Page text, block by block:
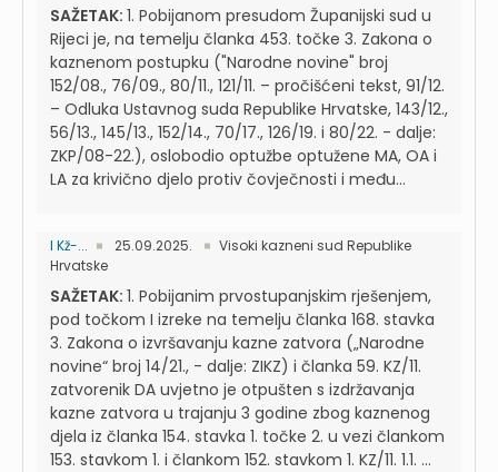
SAŽETAK: 1. Pobijanom presudom Županijski sud u
Rijeci je, na temelju članka 453. točke 3. Zakona o
kaznenom postupku ("Narodne novine" broj
152/08., 76/09., 80/11., 121/11. – pročišćeni tekst, 91/12.
– Odluka Ustavnog suda Republike Hrvatske, 143/12.,
56/13., 145/13., 152/14., 70/17., 126/19. i 80/22. - dalje:
ZKP/08-22.), oslobodio optužbe optužene MA, OA i
LA za krivično djelo protiv čovječnosti i među...
I Kž-... 25.09.2025.
Visoki kazneni sud Republike
Hrvatske
SAŽETAK: 1. Pobijanim prvostupanjskim rješenjem,
pod točkom I izreke na temelju članka 168. stavka
3. Zakona o izvršavanju kazne zatvora („Narodne
novine“ broj 14/21., - dalje: ZIKZ) i članka 59. KZ/11.
zatvorenik DA uvjetno je otpušten s izdržavanja
kazne zatvora u trajanju 3 godine zbog kaznenog
djela iz članka 154. stavka 1. točke 2. u vezi člankom
153. stavkom 1. i člankom 152. stavkom 1. KZ/11. 1.1. ...